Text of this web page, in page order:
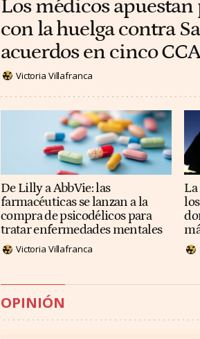
Los médicos
con la huelga contra
acuerdos en cinco
Victoria Villafranca
De Lilly a AbbVie: las
farmacéuticas se lanzan a la
compra de psicodélicos para
tratar enfermedades mentales
Victoria Villafranca
OPINIÓN